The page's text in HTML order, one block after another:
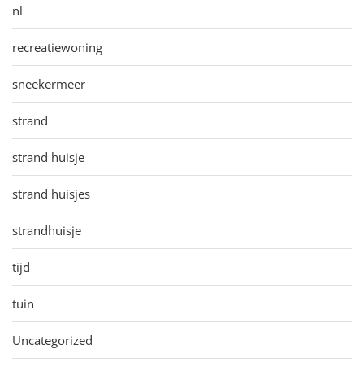
nl
recreatiewoning
sneekermeer
strand
strand huisje
strand huisjes
strandhuisje
tijd
tuin
Uncategorized